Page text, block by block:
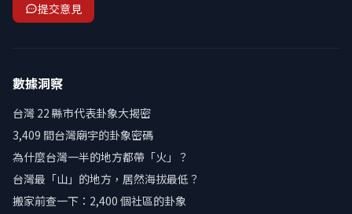
提交意見
數據洞察
台灣 22 縣市代表卦象大揭密
3,409 間台灣廟宇的卦象密碼
為什麼台灣一半的地方都帶「火」？
台灣最「山」的地方，居然海拔最低？
搬家前查一下：2,400 個社區的卦象